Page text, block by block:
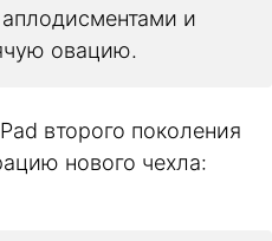
и
овацию.
второго поколения
нового чехла: